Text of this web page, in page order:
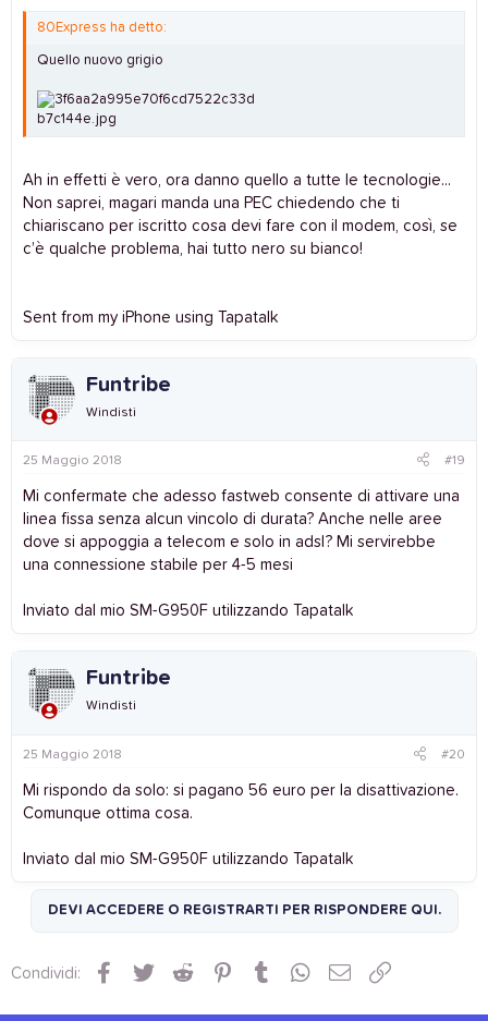
80Express ha detto:
Quello nuovo grigio
Ah in effetti è vero, ora danno quello a tutte le tecnologie...
Non saprei, magari manda una PEC chiedendo che ti
chiariscano per iscritto cosa devi fare con il modem, così, se
c’è qualche problema, hai tutto nero su bianco!
Sent from my iPhone using Tapatalk
Funtribe
Windisti
25 Maggio 2018 #19
Mi confermate che adesso fastweb consente di attivare una
linea fissa senza alcun vincolo di durata? Anche nelle aree
dove si appoggia a telecom e solo in adsl? Mi servirebbe
una connessione stabile per 4-5 mesi
Inviato dal mio SM-G950F utilizzando Tapatalk
Funtribe
Windisti
25 Maggio 2018 #20
Mi rispondo da solo: si pagano 56 euro per la disattivazione.
Comunque ottima cosa.
Inviato dal mio SM-G950F utilizzando Tapatalk
DEVI ACCEDERE O REGISTRARTI PER RISPONDERE QUI.
Condividi: Facebook
Twitter Reddit PinterestTumblr WhatsApp
Email